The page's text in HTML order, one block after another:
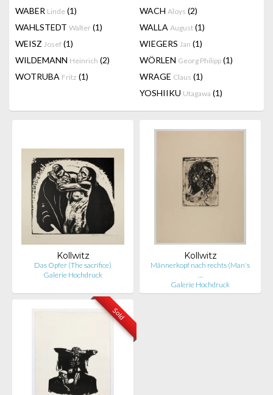
WABER Linde (1) WACH Aloys (2)
WAHLSTEDT Walter (1) WALLA August (1)
WEISZ Josef (1) WIEGERS Jan (1)
WILDEMANN Heinrich (2) WÖRLEN Georg Philipp (1)
WOTRUBA Fritz (1) WRAGE Claus (1)
YOSHIIKU Utagawa (1)
Kollwitz
Das Opfer (The sacrifice)
Galerie Hochdruck
Kollwitz
Männerkopf nach rechts (Man's
…
Galerie Hochdruck
Sold